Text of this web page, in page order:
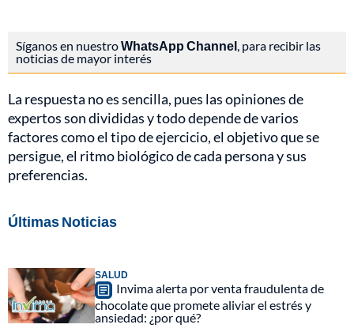
Síganos en nuestroWhatsApp Channel , para recibir las
noticias de mayor interés
La respuesta no es sencilla, pues las opiniones de
expertos son divididas y todo depende de varios
factores como el tipo de ejercicio, el objetivo que se
persigue, el ritmo biológico de cada persona y sus
preferencias.
Últimas Noticias
SALUD
Invima alerta por venta fraudulenta de
chocolate que promete aliviar el estrés y
ansiedad: ¿por qué?